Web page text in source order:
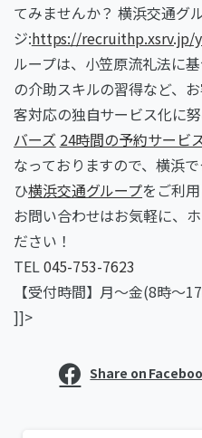
てみませんか？ 横浜交通グ
ジ:https://recruithp.xsrv.jp/
ループは、小笠原流礼法に
の介助スキルの習得など、
客対応の独自サービス化に努
バーズ 24時間の予約サービ
なっておりますので、横浜
ひ横浜交通グループをご利
お問い合わせはお気軽に、
ださい！
TEL 045-753-7623
【受付時間】月～金(8時
]]>
Share on